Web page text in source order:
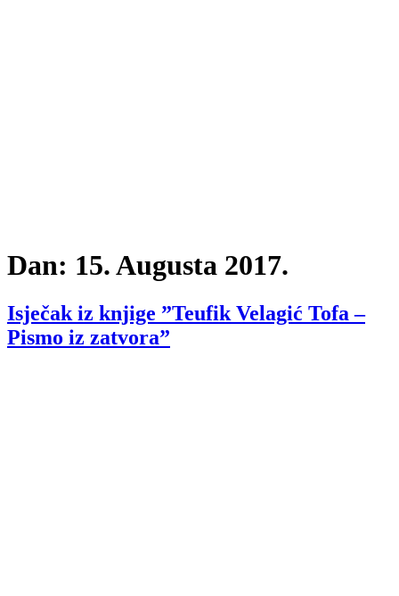
Dan: 15. Augusta 2017.
Isječak iz knjige ”Teufik Velagić Tofa –
Pismo iz zatvora”